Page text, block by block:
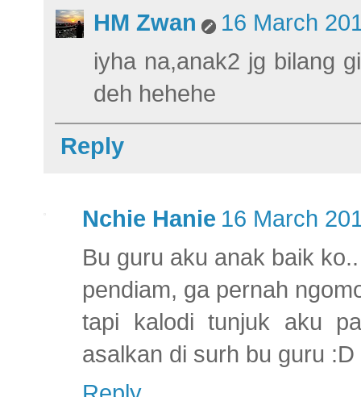
HM Zwan
16 March
iyha na,anak2 jg bilang
deh hehehe
Reply
Nchie Hanie 16 March
Bu guru aku anak baik ko..
pendiam, ga pernah
tapi kalodi tunjuk aku
asalkan di surh bu guru :D